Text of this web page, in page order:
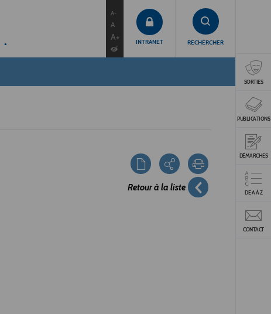
A-
A
A+ INTRANET RECHERCHER
SORTIES
PUBLICATIONS
DÉMARCHES
DE A À Z
CONTACT
Retour à la liste